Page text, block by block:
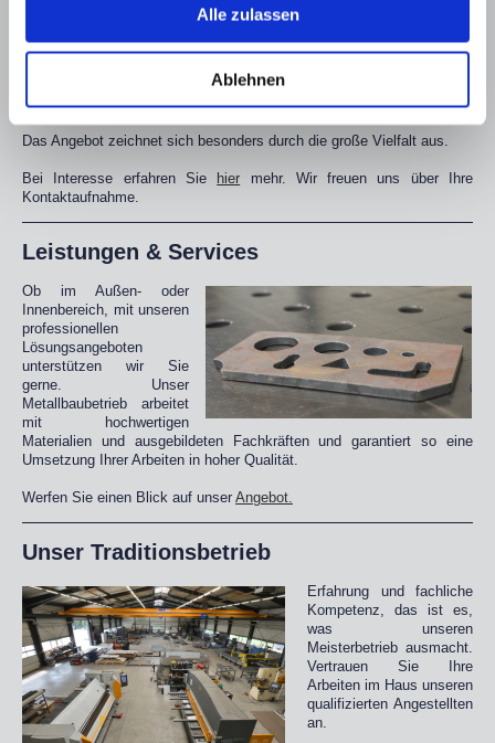
Alle zulassen
Ablehnen
Gelenkarm-, Pergola-,
Anforderungsbereich an.
Das Angebot zeichnet sich besonders durch die große Vielfalt aus.
Bei Interesse erfahren Sie hier mehr. Wir freuen uns über Ihre
Kontaktaufnahme.
Leistungen & Services
Ob im Außen- oder
Innenbereich, mit unseren
professionellen
Lösungsangeboten
unterstützen wir Sie
gerne. Unser
Metallbaubetrieb arbeitet
mit hochwertigen
Materialien und ausgebildeten Fachkräften und garantiert so eine
Umsetzung Ihrer Arbeiten in hoher Qualität.
Werfen Sie einen Blick auf unser Angebot.
Unser Traditionsbetrieb
Erfahrung und fachliche
Kompetenz, das ist es,
was unseren
Meisterbetrieb ausmacht.
Vertrauen Sie Ihre
Arbeiten im Haus unseren
qualifizierten Angestellten
an.